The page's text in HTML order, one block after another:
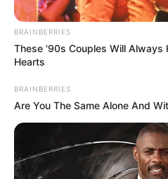
BRAINBERRIES
These '90s Couples Will Always
Hearts
BRAINBERRIES
Are You The Same Alone And